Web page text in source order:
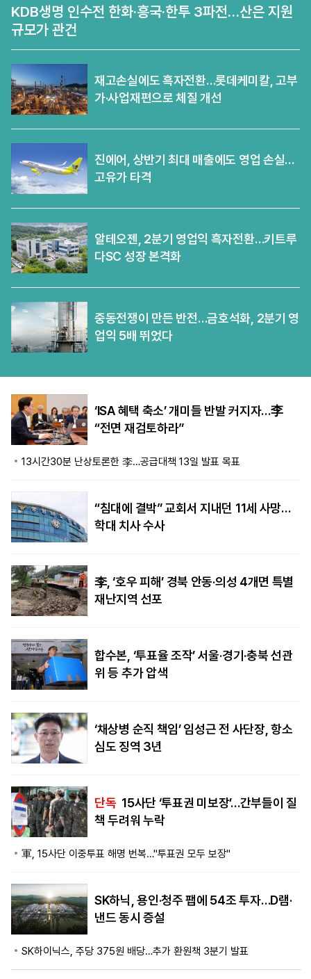
KDB생명 인수전 한화·흥국·한투 3파전…산은 지원
규모가 관건
재고손실에도 흑자전환…롯데케미칼, 고부
가·사업재편으로 체질 개선
진에어, 상반기 최대 매출에도 영업 손실…
고유가 타격
알테오젠, 2분기 영업익 흑자전환…키트루
다SC 성장 본격화
중동전쟁이 만든 반전…금호석화, 2분기 영
업익 5배 뛰었다
‘ISA 혜택 축소’ 개미들 반발 커지자…李
“전면 재검토하라”
13시간30분 난상토론한 李…공급대책 13일 발표 목표
“침대에 결박” 교회서 지내던 11세 사망…
학대 치사 수사
李, ‘호우 피해’ 경북 안동·의성 4개면 특별
재난지역 선포
합수본, ‘투표율 조작’ 서울·경기·충북 선관
위 등 추가 압색
‘채상병 순직 책임’ 임성근 전 사단장, 항소
심도 징역 3년
단독 15사단 ‘투표권 미보장’…간부들이 질
책 두려워 누락
軍, 15사단 이중투표 해명 번복…"투표권 모두 보장"
SK하닉, 용인·청주 팹에 54조 투자…D램·
낸드 동시 증설
SK하이닉스, 주당 375원 배당…추가 환원책 3분기 발표